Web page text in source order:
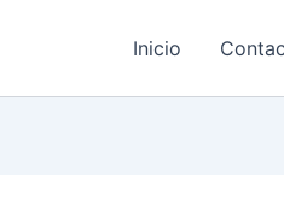
Inicio